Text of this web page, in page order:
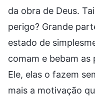
da obra de Deus.
perigo? Grande
estado de
comam e bebam as
Ele, elas o fazem
mais a motivação